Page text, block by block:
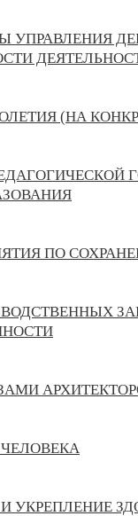
УПРАВЛЕНИЯ
(НА
ПО